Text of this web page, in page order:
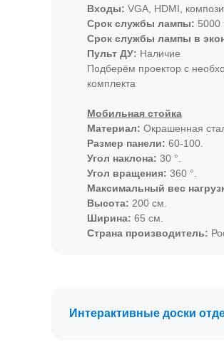
Входы: VGA, HDMI,
Срок службы лампы: 5000
Срок службы лампы в
Пульт ДУ: Наличие
Подберём проектор с
комплекта
Мобильная стойка
Материал: Окрашенная
Размер панели: 60-100.
Угол наклона: 30 °.
Угол вращения: 360 °.
Максимальный вес
Высота: 200 см.
Ширина: 65 см.
Страна производитель:
Комплект соответствует
Интерактивные доски